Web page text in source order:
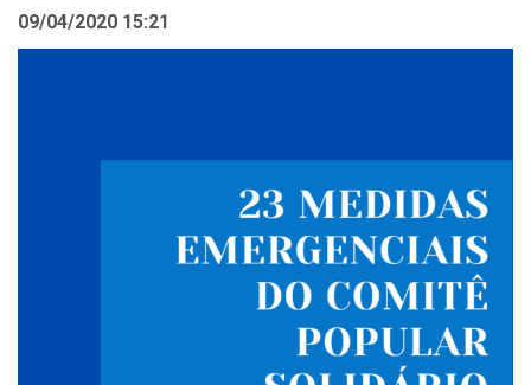
09/04/2020 15:21